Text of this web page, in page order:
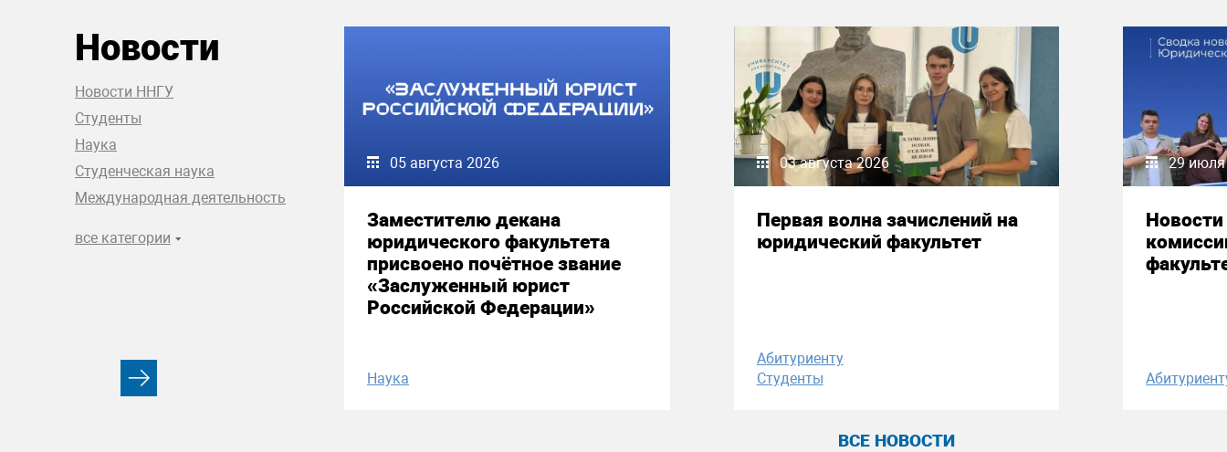
Новости
Новости ННГУ
Студенты
Наука
Студенческая наука
Международная деятельность
все категории
05 августа 2026
Заместителю декана
юридического факультета
присвоено почётное звание
«Заслуженный юрист
Российской Федерации»
Наука
03 августа 2026
Первая волна зачислений на
юридический факультет
Абитуриенту
Студенты
29
ВСЕ НОВОСТИ